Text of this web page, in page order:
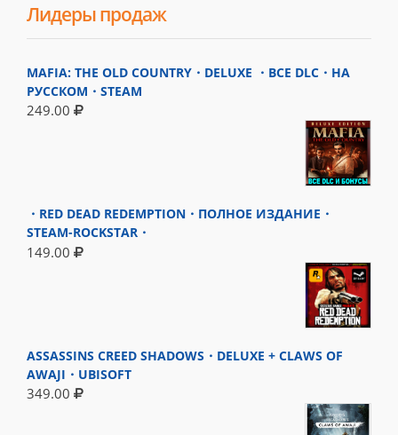
Лидеры продаж
MAFIA: THE OLD COUNTRY・DELUXE ・ВСЕ DLC・НА
РУССКОМ・STEAM
249.00
・RED DEAD REDEMPTION・ПОЛНОЕ ИЗДАНИЕ・
STEAM-ROCKSTAR・
149.00
ASSASSINS CREED SHADOWS・DELUXE + CLAWS OF
AWAJI・UBISOFT
349.00